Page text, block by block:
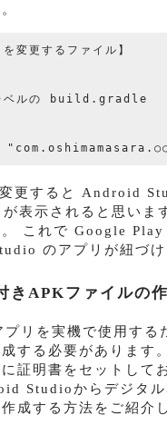
変更するファイル】
ベルの build.gradle
更すると Android
表示されると思いま
。 これで Google Play
のアプリが紐づけ
きAPKファイルの
リを実機で使用する
成する必要があります
証明書をセットして
成する方法をご紹介